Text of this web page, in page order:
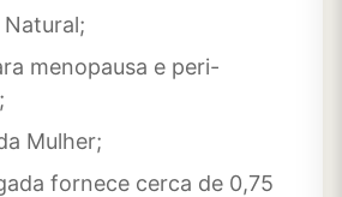
menopausa e peri-
Mulher;
fornece cerca de 0,75